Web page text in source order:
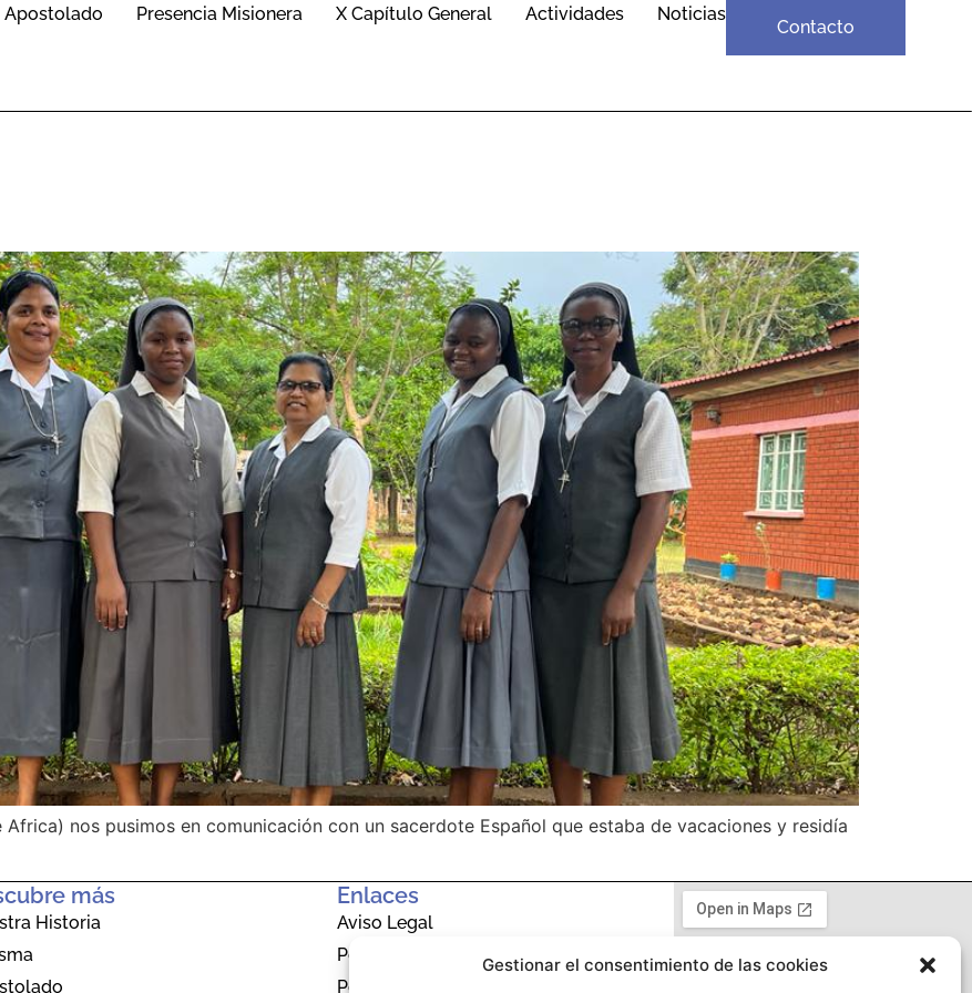
Gestionar el consentimiento de las cookies
Apostolado Presencia Misionera X Capítulo General Actividades Noticias
Contacto
nos pusimos en comunicación con un sacerdote Español que estaba de vacaciones y residía
más
Historia
Enlaces
Aviso Legal
Política De Privacidad
Política De Cookies UE